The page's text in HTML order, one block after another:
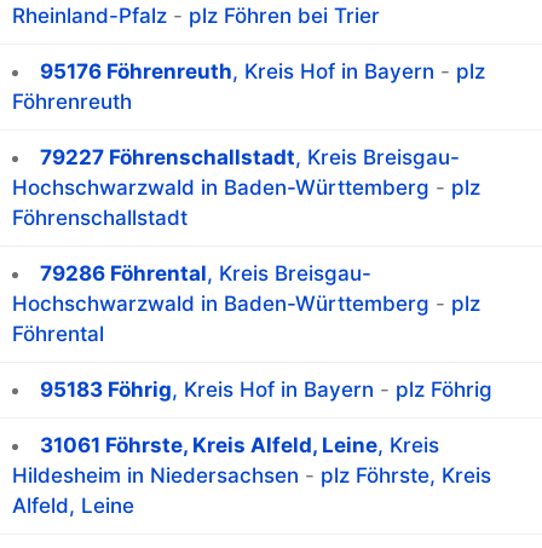
Rheinland-Pfalz - plz Föhren bei Trier
95176 Föhrenreuth, Kreis Hof in Bayern - plz
Föhrenreuth
79227 Föhrenschallstadt, Kreis Breisgau-
Hochschwarzwald in Baden-Württemberg - plz
Föhrenschallstadt
79286 Föhrental, Kreis Breisgau-
Hochschwarzwald in Baden-Württemberg - plz
Föhrental
95183 Föhrig, Kreis Hof in Bayern - plz Föhrig
31061 Föhrste, Kreis Alfeld, Leine, Kreis
Hildesheim in Niedersachsen - plz Föhrste, Kreis
Alfeld, Leine